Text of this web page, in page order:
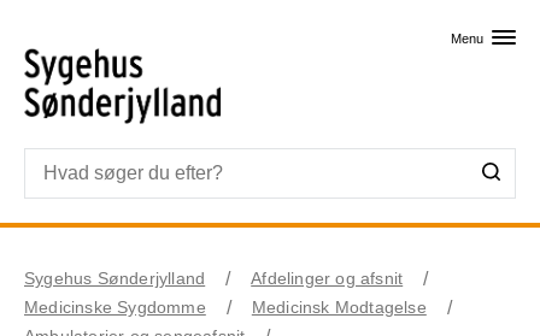
Menu
Sygehus Sønderjylland
Afdelinger og afsnit
Medicinske Sygdomme
Medicinsk Modtagelse